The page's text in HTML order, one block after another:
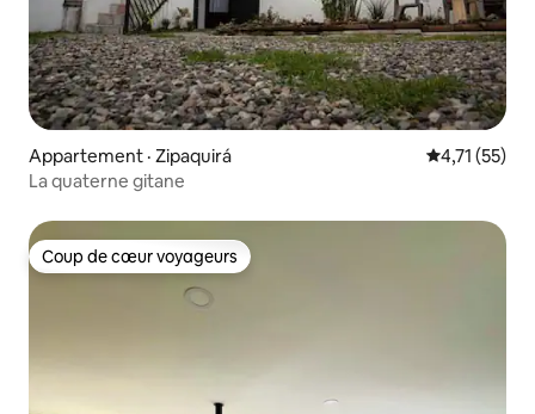
Appartement · Zipaquirá Note
4,71 (55)
La quaterne gitane
Coup de cœur voyageurs
Coup de cœur voyageurs